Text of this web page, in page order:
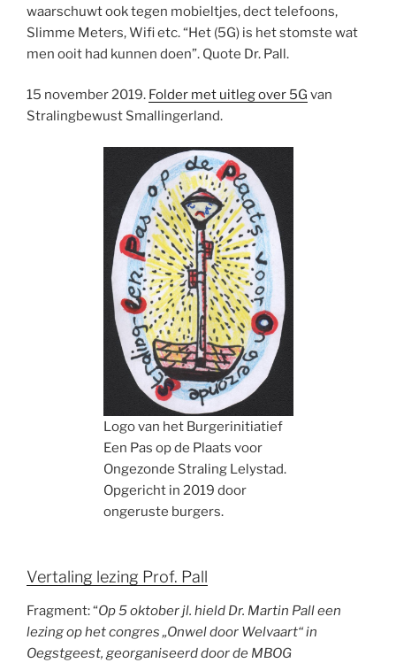
waarschuwt ook tegen mobieltjes, dect telefoons,
Slimme Meters, Wifi etc. “Het (5G) is het stomste wat
men ooit had kunnen doen”. Quote Dr. Pall.
15 november 2019. Folder met uitleg over 5G van
Stralingbewust Smallingerland.
Logo van het Burgerinitiatief
Een Pas op de Plaats voor
Ongezonde Straling Lelystad.
Opgericht in 2019 door
ongeruste burgers.
Vertaling lezing Prof. Pall
Fragment: “Op 5 oktober jl. hield Dr. Martin Pall een
lezing op het congres „Onwel door Welvaart“ in
Oegstgeest, georganiseerd door de MBOG